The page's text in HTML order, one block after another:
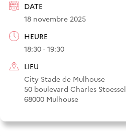
DATE
18 novembre 2025
HEURE
18:30 - 19:30
LIEU
City Stade de Mulhouse
50 boulevard Charles Stoessel
68000 Mulhouse